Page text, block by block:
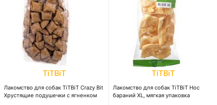
TiTBiT
Лакомство для собак TiTBiT Crazy Bit
Хрустящие подушечки с ягненком
TiTBiT
Лакомство для собак TiTBiT Нос
бараний XL, мягкая упаковка